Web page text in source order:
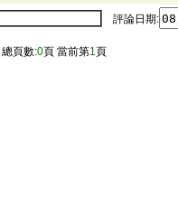
評論日期:
總頁數:0頁 當前第1頁